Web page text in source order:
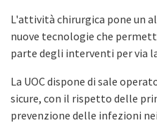
L'attività chirurgica pone un
nuove tecnologie che
parte degli interventi per via
La UOC dispone di sale
sicure, con il rispetto delle
prevenzione delle infezioni